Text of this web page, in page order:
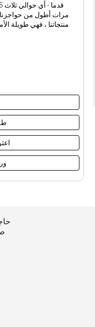
منتجاتنا ، فهي طويلة